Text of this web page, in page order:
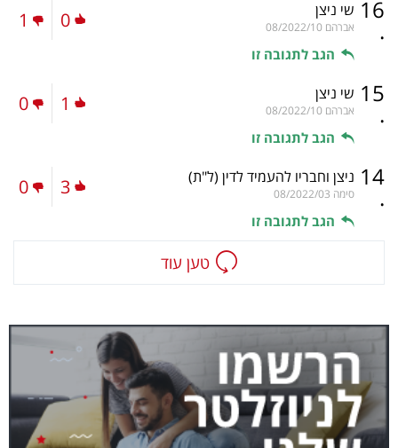
16
.
שי ניצן
אברהם 08/2022/10
הגב לתגובה זו
0
1
15
.
שי ניצן
אברהם 08/2022/10
הגב לתגובה זו
1
0
14
.
ניצן וחבריו להעמיד לדין (ל"ת)
סימה 08/2022/03
הגב לתגובה זו
3
0
טען עוד